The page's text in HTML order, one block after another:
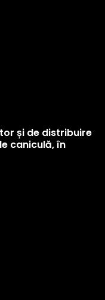
și de distribuire
caniculă, în